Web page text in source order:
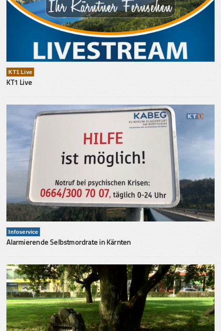
KT1 Live
KT1 Live
Infoservice
Alarmierende Selbstmordrate in Kärnten